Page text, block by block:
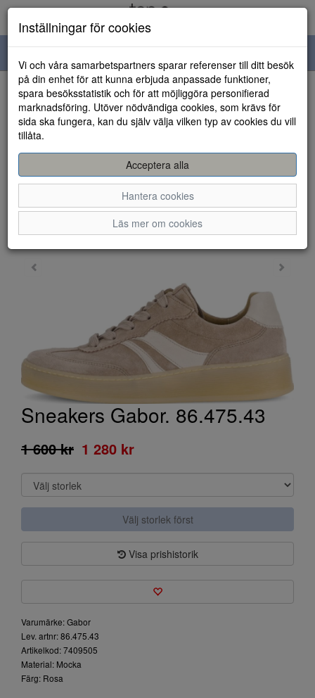
navigation
HEM
Sneakers Gabor. 86.475.43
1 600 kr 1 280 kr
Välj storlek först
Visa prishistorik
Varumärke: Gabor
Lev. artnr: 86.475.43
Artikelkod: 7409505
Material: Mocka
Färg: Rosa
Inställningar för cookies
Vi och våra samarbetspartners sparar referenser till ditt besök
på din enhet för att kunna erbjuda anpassade funktioner,
spara besöksstatistik och för att möjliggöra personifierad
marknadsföring. Utöver nödvändiga cookies, som krävs för
sida ska fungera, kan du själv välja vilken typ av cookies du vill
tillåta.
Acceptera alla
Hantera cookies
Läs mer om cookies